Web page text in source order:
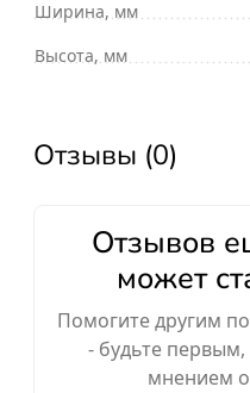
Ширина, мм
Высота, мм
Отзывы (0)
Отзывов
может
Помогите другим
- будьте
мнением